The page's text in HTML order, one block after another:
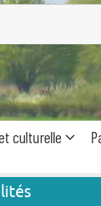
culturelle